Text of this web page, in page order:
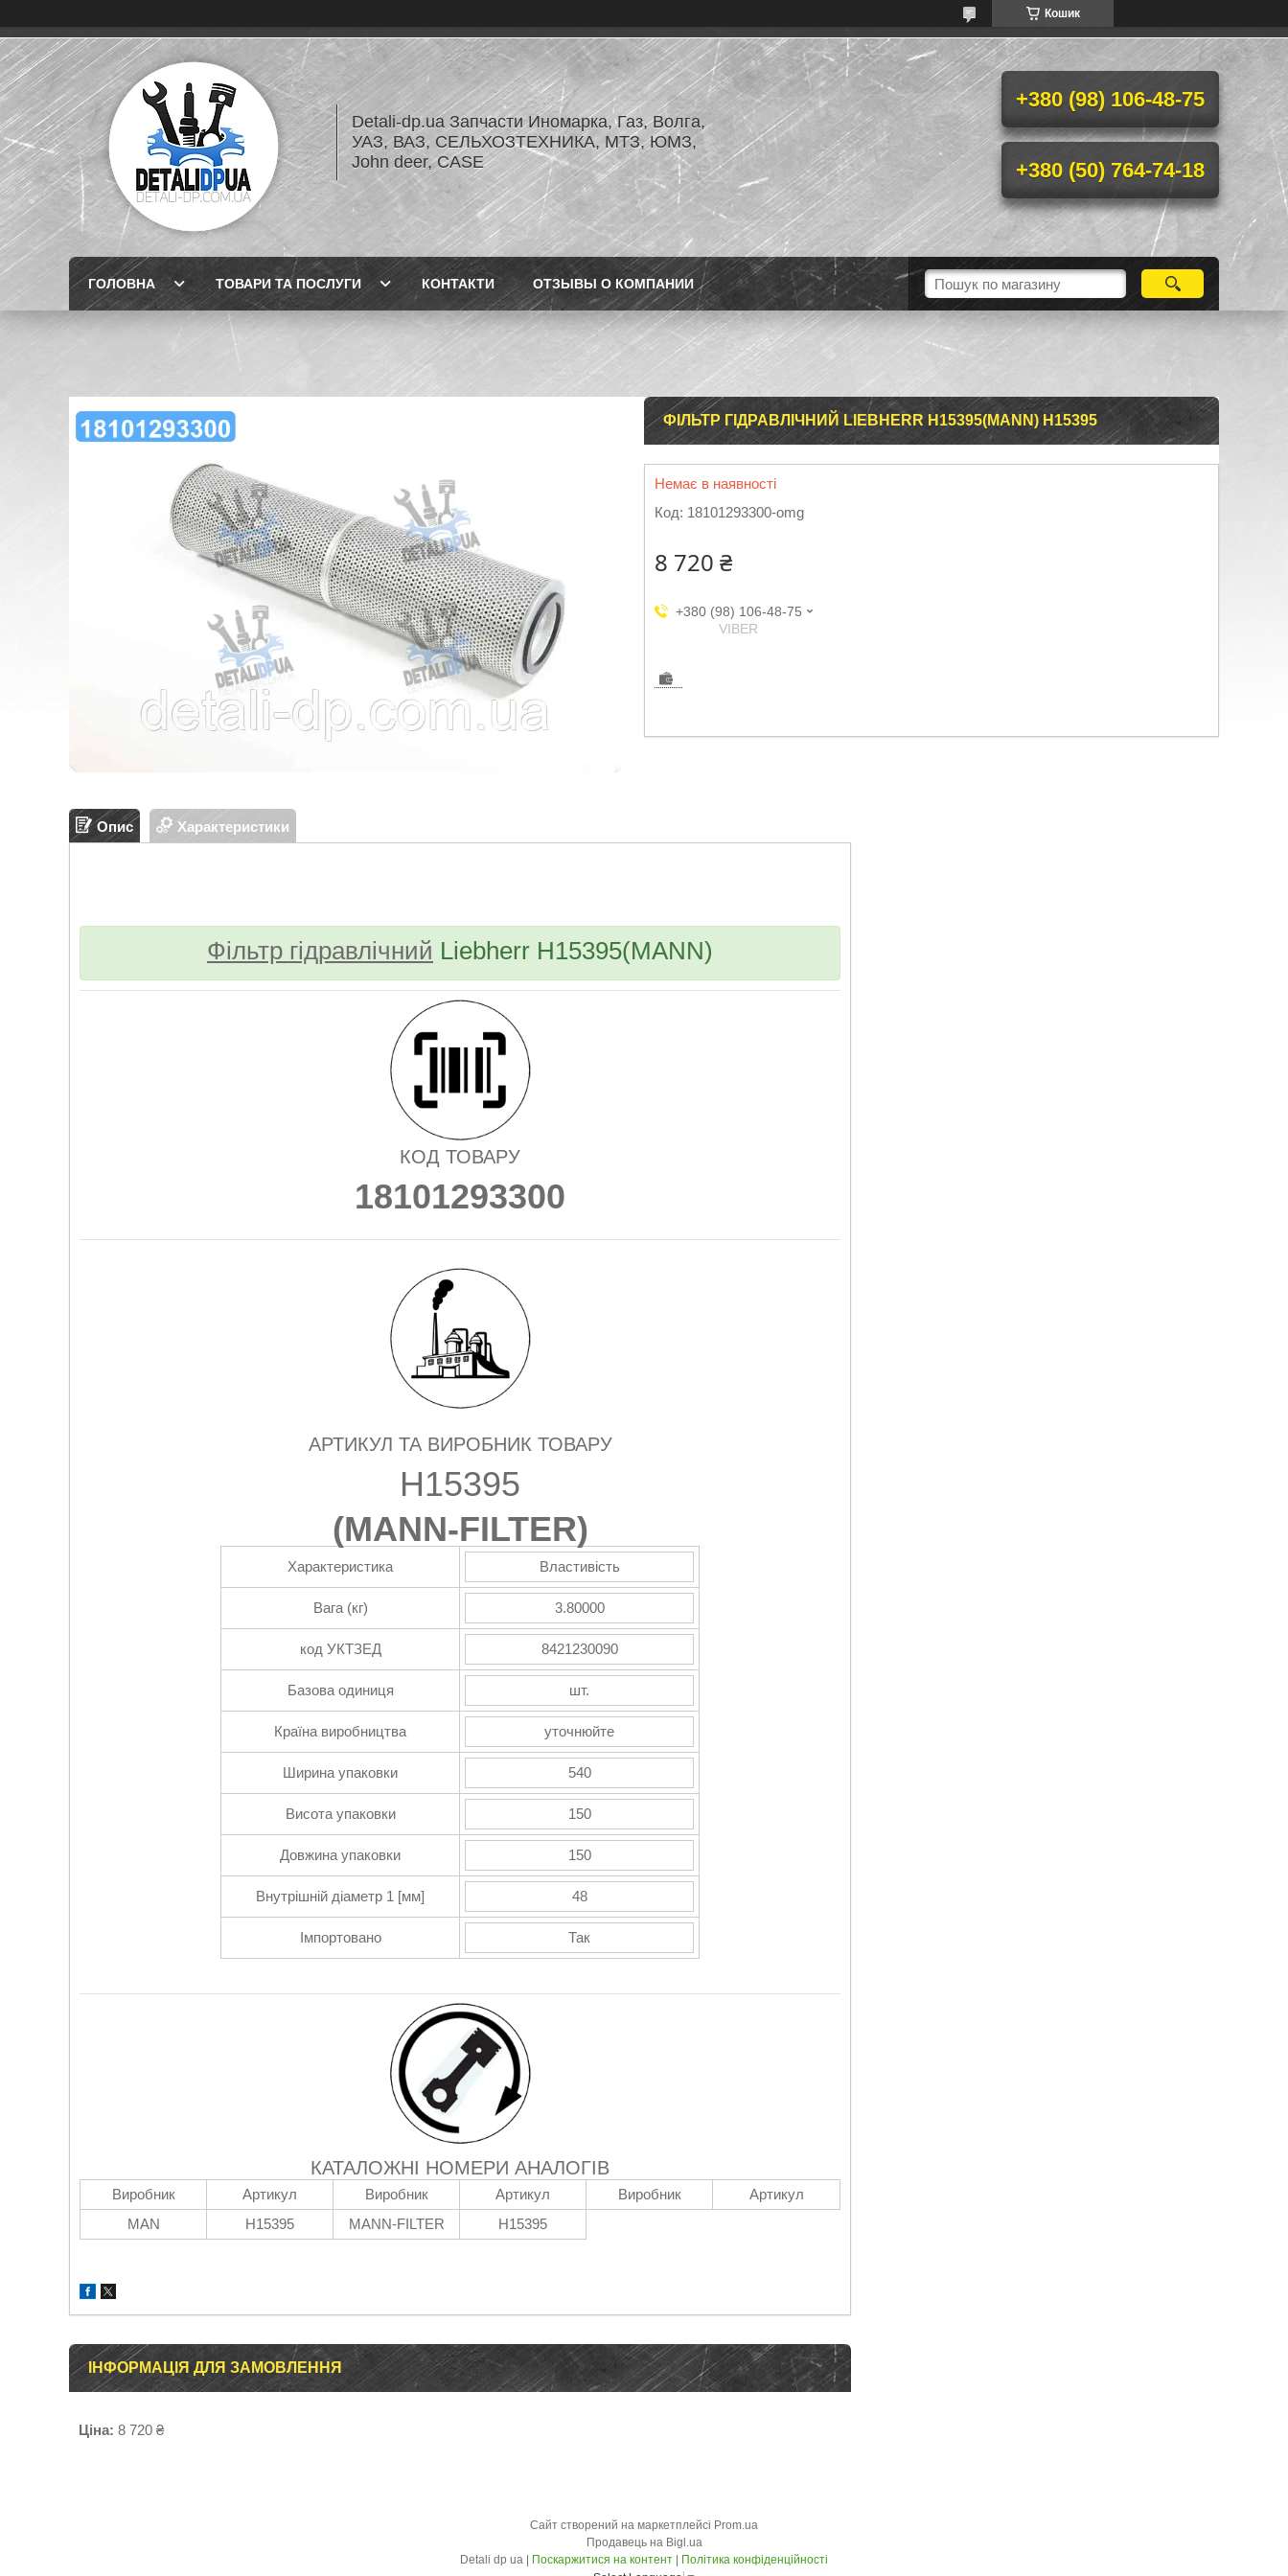
Кошик
Detali-dp.ua Запчасти Иномарка, Газ, Волга,
УАЗ, ВАЗ, СЕЛЬХОЗТЕХНИКА, МТЗ, ЮМЗ,
John deer, CASE
+380 (98) 106-48-75
+380 (50) 764-74-18
ГОЛОВНА ТОВАРИ ТА ПОСЛУГИ КОНТАКТИ ОТЗЫВЫ О КОМПАНИИ
ФІЛЬТР ГІДРАВЛІЧНИЙ LIEBHERR H15395(MANN) H15395
Немає в наявності
Код: 18101293300-omg
8 720 ₴
+380 (98) 106-48-75
VIBER
Опис Характеристики
Фільтр гідравлічний Liebherr H15395(MANN)
КОД ТОВАРУ
18101293300
АРТИКУЛ ТА ВИРОБНИК ТОВАРУ
H15395
(MANN-FILTER)
Характеристика Властивість
Вага (кг) 3.80000
код УКТЗЕД 8421230090
Базова одиниця шт.
Країна виробництва уточнюйте
Ширина упаковки 540
Висота упаковки 150
Довжина упаковки 150
Внутрішній діаметр 1 [мм] 48
Імпортовано Так
КАТАЛОЖНІ НОМЕРИ АНАЛОГІВ
Виробник Артикул Виробник Артикул Виробник
Артикул
MAN
H15395 MANN-FILTER H15395
ІНФОРМАЦІЯ ДЛЯ ЗАМОВЛЕННЯ
Ціна: 8 720 ₴
Сайт створений на маркетплейсі Prom.ua
Продавець на Bigl.ua
Поскаржитися на контент
Політика конфіденційності